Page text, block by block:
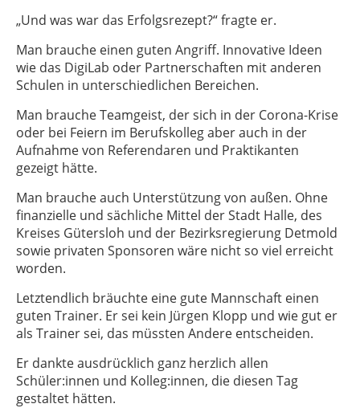
„Und was war das Erfolgsrezept?“ fragte er.
Man brauche einen guten Angriff. Innovative Ideen
wie das DigiLab oder Partnerschaften mit anderen
Schulen in unterschiedlichen Bereichen.
Man brauche Teamgeist, der sich in der Corona-Krise
oder bei Feiern im Berufskolleg aber auch in der
Aufnahme von Referendaren und Praktikanten
gezeigt hätte.
Man brauche auch Unterstützung von außen. Ohne
finanzielle und sächliche Mittel der Stadt Halle, des
Kreises Gütersloh und der Bezirksregierung Detmold
sowie privaten Sponsoren wäre nicht so viel erreicht
worden.
Letztendlich bräuchte eine gute Mannschaft einen
guten Trainer. Er sei kein Jürgen Klopp und wie gut er
als Trainer sei, das müssten Andere entscheiden.
Er dankte ausdrücklich ganz herzlich allen
Schüler:innen und Kolleg:innen, die diesen Tag
gestaltet hätten.